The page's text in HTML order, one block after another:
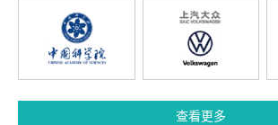
查看更多